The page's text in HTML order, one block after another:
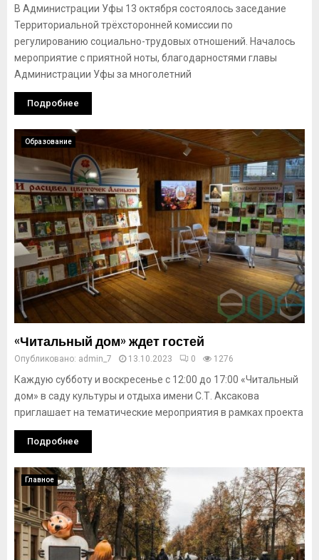
В Администрации Уфы 13 октября состоялось заседание
Территориальной трёхсторонней комиссии по
регулированию социально-трудовых отношений. Началось
мероприятие с приятной ноты, благодарностями главы
Администрации Уфы за многолетний
Подробнее
Образование
«Читальный дом» ждет гостей
Опубликовано: admin_7 13.10.2023 0 1276
Каждую субботу и воскресенье с 12:00 до 17:00 «Читальный
дом» в саду культуры и отдыха имени С.Т. Аксакова
приглашает на тематические мероприятия в рамках проекта
Подробнее
Главное